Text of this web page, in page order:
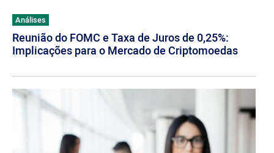
Análises
Reunião do FOMC e Taxa de Juros de 0,25%:
Implicações para o Mercado de Criptomoedas